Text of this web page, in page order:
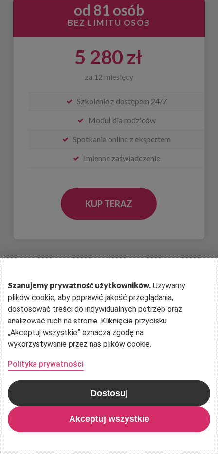
od 81 osób
BEZ LIMITU OSÓB
5 280 zł
za 12 miesięcy
Szkolenie z dostępem 24/7
Moduł dla rodziców
Spotkania online z ekspertem
Imienne zaświadczenie
KUP TERAZ
Dostęp
indywidualny
Dostęp na 12 miesięcy
tylko 498 zł
za dostęp dla jednej osoby
Szanujemy prywatność użytkowników. Używamy
plików cookie, aby poprawić jakość przeglądania,
dostosować treści do indywidualnych potrzeb oraz
analizować ruch na stronie. Kliknięcie przycisku
„Akceptuj wszystkie” oznacza zgodę na
wykorzystywanie przez nas plików cookie.
Polityka prywatności
Dostosuj
Akceptuj wszystkie